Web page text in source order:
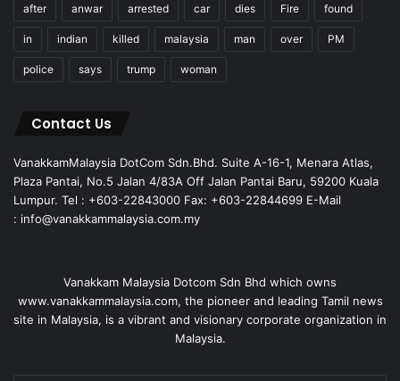
after anwar arrested car dies Fire found
in indian killed malaysia man over PM
police says trump woman
Contact Us
VanakkamMalaysia DotCom Sdn.Bhd. Suite A-16-1, Menara Atlas,
Plaza Pantai, No.5 Jalan 4/83A Off Jalan Pantai Baru, 59200 Kuala
Lumpur. Tel : +603-22843000 Fax: +603-22844699 E-Mail
: info@vanakkammalaysia.com.my
Vanakkam Malaysia Dotcom Sdn Bhd which owns
www.vanakkammalaysia.com, the pioneer and leading Tamil news
site in Malaysia, is a vibrant and visionary corporate organization in
Malaysia.